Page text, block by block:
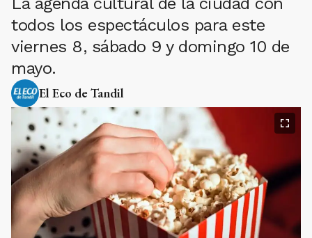
todos los espectáculos para este
viernes 8, sábado 9 y domingo 10 de
mayo.
El Eco de Tandil